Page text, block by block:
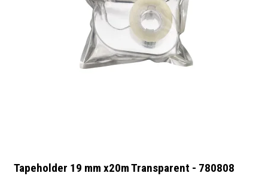
Tapeholder 19 mm x20m Transparent - 780808